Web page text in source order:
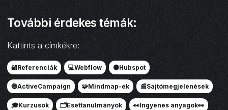
További érdekes témák:
Kattints a címkékre:
🔐Referenciák 💻Webflow 🟠Hubspot
🔵ActiveCampaign 🧩Mindmap-ek 📰Sajtómegjelenések
🎓Kurzusok 🗂️Esettanulmányok 👀Ingyenes anyagok👀